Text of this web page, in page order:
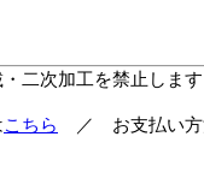
二次加工を禁止しま
こちら
／ お支払い方